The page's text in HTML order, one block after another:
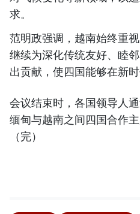
求。
范明政强调，越南始终重
继续为深化传统友好、睦
出贡献，使四国能够在新时
会议结束时，各国领导人
缅甸与越南之间四国合作主
（完）